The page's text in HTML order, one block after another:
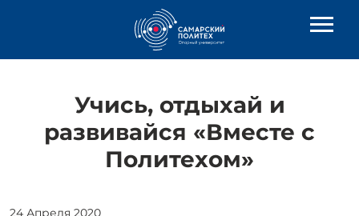
Учись, отдыхай и
развивайся «Вместе с
Политехом»
24 Апреля 2020